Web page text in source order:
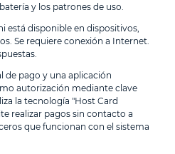
y los patrones de uso.
está disponible en dispositivos,
Se requiere conexión a Internet.
de pago y una aplicación
autorización mediante clave
la tecnología "Host Card
realizar pagos sin contacto a
que funcionan con el sistema